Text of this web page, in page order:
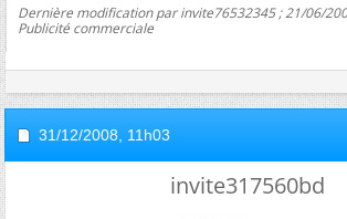
Dernière modification par invite76532345 ; 21/06/
Publicité commerciale
31/12/2008, 11h03
invite317560bd